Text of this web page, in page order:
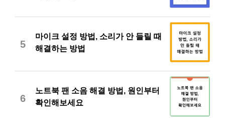
5
마이크 설정 방법, 소리가 안 들릴 때
해결하는 방법
6
노트북 팬 소음 해결 방법, 원인부터
확인해보세요